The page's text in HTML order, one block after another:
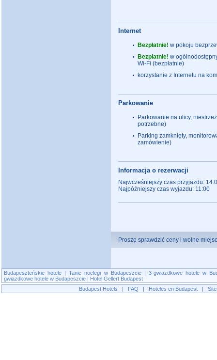
Internet
Bezpłatnie! w pokoju
Bezpłatnie! w
Wi-Fi (bezpłatnie)
korzystanie z Internetu na
Parkowanie
Parkowanie na ulicy,
potrzebne)
Parking zamknięty,
zamówienie)
Informacja o rezerwacji
Najwcześniejszy czas przyjazdu:
Najpóźniejszy czas wyjazdu: 11:00
Proszę sprawdzić ceny i wolne
Budapeszteńskie hotele |Tanie noclegi w Budapeszcie| 3-gwiazdkowe hotele w
gwiazdkowe hotele w Budapeszcie | Hotel Gellert Budapest
Budapest Hotels | FAQ | Hoteles en Budapest |